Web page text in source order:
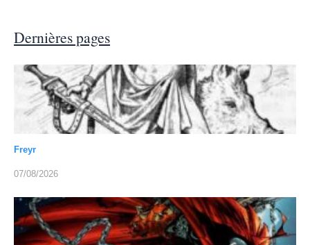
Dernières pages
Freyr
07/08/2026